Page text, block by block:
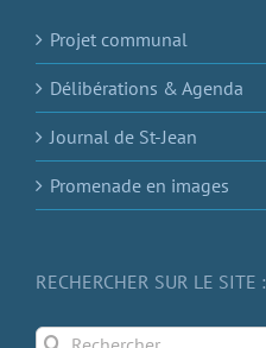
Projet communal
Délibérations & Agenda
Journal de St-Jean
Promenade en images
RECHERCHER SUR LE SITE :
Rechercher: